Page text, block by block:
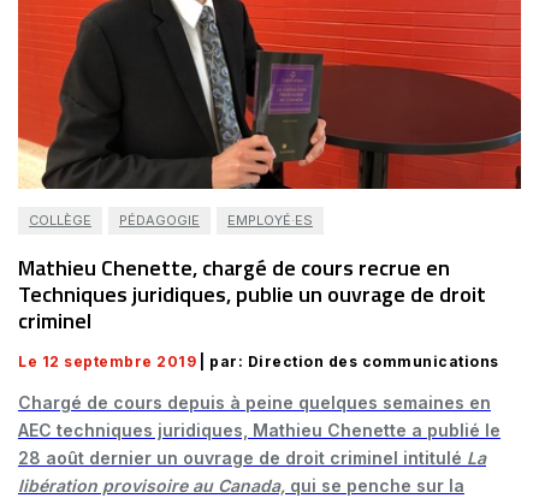
COLLÈGE PÉDAGOGIE EMPLOYÉ·ES
Mathieu Chenette, chargé de cours recrue en
Techniques juridiques, publie un ouvrage de droit
criminel
Le 12 septembre 2019 | par: Direction des communications
Chargé de cours depuis à peine quelques semaines en
AEC techniques juridiques, Mathieu Chenette a publié le
28 août dernier un ouvrage de droit criminel intitulé La
libération provisoire au Canada, qui se penche sur la